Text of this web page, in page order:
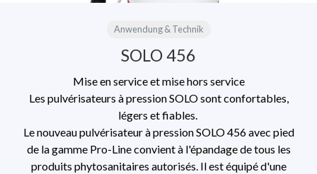
Anwendung & Technik
SOLO 456
Mise en service et mise hors service
Les pulvérisateurs à pression SOLO sont confortables,
légers et fiables.
Le nouveau pulvérisateur à pression SOLO 456 avec pied
de la gamme Pro-Line convient à l'épandage de tous les
produits phytosanitaires autorisés. Il est équipé d'une